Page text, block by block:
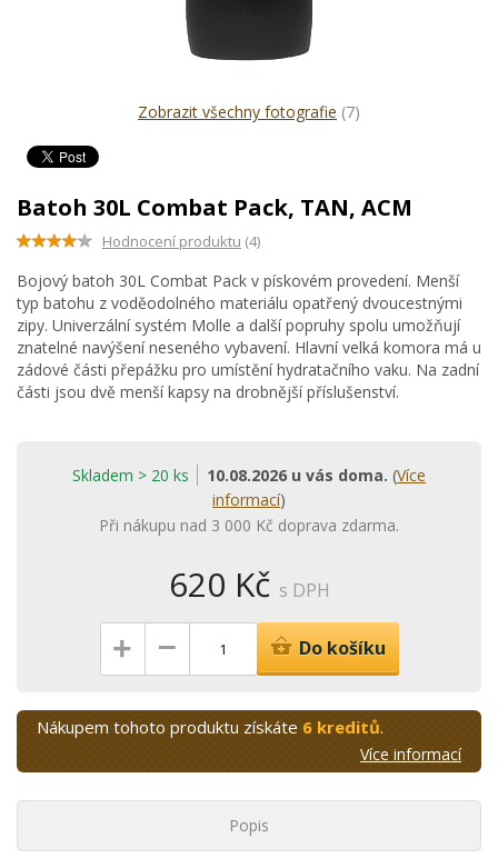
Zobrazit všechny fotografie (7)
Batoh 30L Combat Pack, TAN, ACM
Hodnocení produktu (4)
Bojový batoh 30L Combat Pack v pískovém provedení. Menší
typ batohu z voděodolného materiálu opatřený dvoucestnými
zipy. Univerzální systém Molle a další popruhy spolu umožňují
znatelné navýšení neseného vybavení. Hlavní velká komora má u
zádové části přepážku pro umístění hydratačního vaku. Na zadní
části jsou dvě menší kapsy na drobnější příslušenství.
Skladem > 20 ks 10.08.2026 u vás doma. (Více
informací)
Při nákupu nad 3 000 Kč doprava zdarma.
620 Kč s DPH
+ – Do košíku
Nákupem tohoto produktu získáte 6 kreditů.
Více informací
Popis